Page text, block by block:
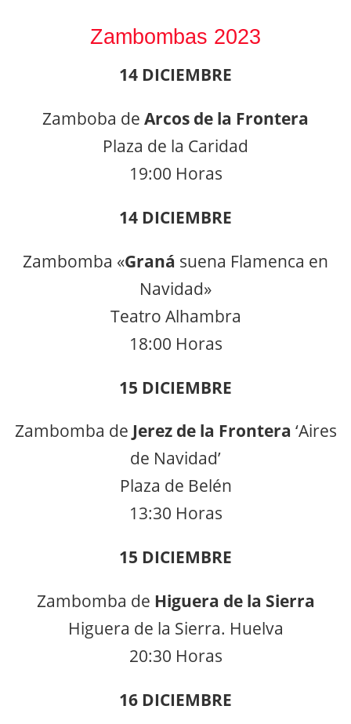
Zambombas 2023
14 DICIEMBRE
Zamboba de Arcos de la Frontera
Plaza de la Caridad
19:00 Horas
14 DICIEMBRE
Zambomba «Graná suena Flamenca en
Navidad»
Teatro Alhambra
18:00 Horas
15 DICIEMBRE
Zambomba de Jerez de la Frontera ‘Aires
de Navidad’
Plaza de Belén
13:30 Horas
15 DICIEMBRE
Zambomba de Higuera de la Sierra
Higuera de la Sierra. Huelva
20:30 Horas
16 DICIEMBRE